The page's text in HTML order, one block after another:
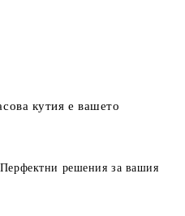
кутия е вашето
решения за вашия